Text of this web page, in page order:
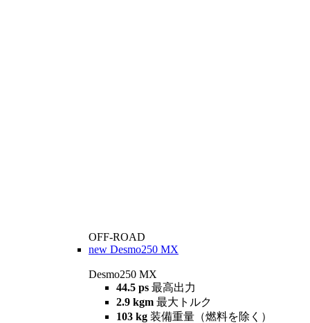
OFF-ROAD
new Desmo250 MX
Desmo250 MX
44.5 ps 最高出力
2.9 kgm 最大トルク
103 kg 装備重量（燃料を除く）